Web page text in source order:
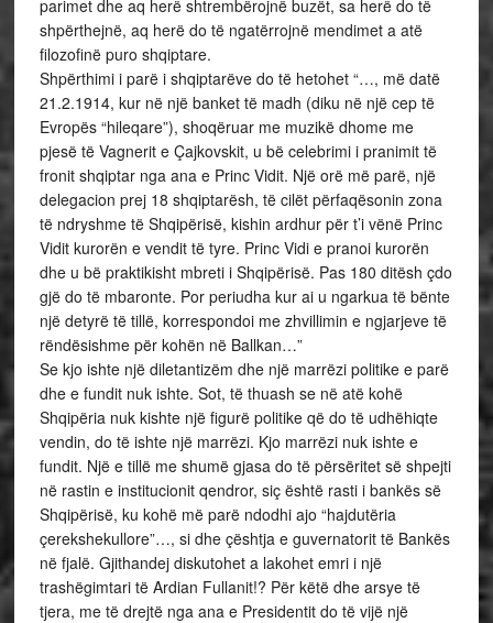
parimet dhe aq herë shtrembërojnë buzët, sa herë do të
shpërthejnë, aq herë do të ngatërrojnë mendimet a atë
filozofinë puro shqiptare.
Shpërthimi i parë i shqiptarëve do të hetohet “…, më datë
21.2.1914, kur në një banket të madh (diku në një cep të
Evropës “hileqare”), shoqëruar me muzikë dhome me
pjesë të Vagnerit e Çajkovskit, u bë celebrimi i pranimit të
fronit shqiptar nga ana e Princ Vidit. Një orë më parë, një
delegacion prej 18 shqiptarësh, të cilët përfaqësonin zona
të ndryshme të Shqipërisë, kishin ardhur për t’i vënë Princ
Vidit kurorën e vendit të tyre. Princ Vidi e pranoi kurorën
dhe u bë praktikisht mbreti i Shqipërisë. Pas 180 ditësh çdo
gjë do të mbaronte. Por periudha kur ai u ngarkua të bënte
një detyrë të tillë, korrespondoi me zhvillimin e ngjarjeve të
rëndësishme për kohën në Ballkan…”
Se kjo ishte një diletantizëm dhe një marrëzi politike e parë
dhe e fundit nuk ishte. Sot, të thuash se në atë kohë
Shqipëria nuk kishte një figurë politike që do të udhëhiqte
vendin, do të ishte një marrëzi. Kjo marrëzi nuk ishte e
fundit. Një e tillë me shumë gjasa do të përsëritet së shpejti
në rastin e institucionit qendror, siç është rasti i bankës së
Shqipërisë, ku kohë më parë ndodhi ajo “hajdutëria
çerekshekullore”…, si dhe çështja e guvernatorit të Bankës
në fjalë. Gjithandej diskutohet a lakohet emri i një
trashëgimtari të Ardian Fullanit!? Për këtë dhe arsye të
tjera, me të drejtë nga ana e Presidentit do të vijë një